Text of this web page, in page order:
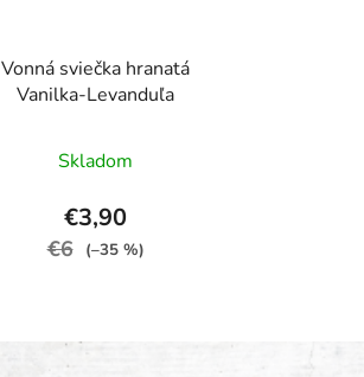
Vonná sviečka hranatá
Vanilka-Levanduľa
Skladom
€3,90
€6 (–35 %)